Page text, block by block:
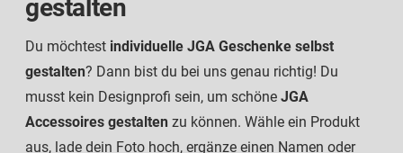
gestalten
Du möchtest individuelle JGA Geschenke selbst
gestalten? Dann bist du bei uns genau richtig! Du
musst kein Designprofi sein, um schöne JGA
Accessoires gestalten zu können. Wähle ein Produkt
aus, lade dein Foto hoch, ergänze einen Namen oder